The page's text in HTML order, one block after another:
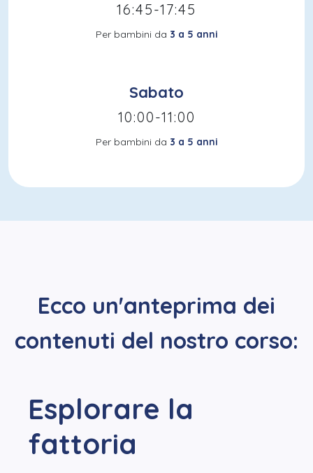
16:45-17:45
Per bambini da 3 a 5 anni
Sabato
10:00-11:00
Per bambini da 3 a 5 anni
Ecco un'anteprima dei
contenuti del nostro corso:
Esplorare la
fattoria